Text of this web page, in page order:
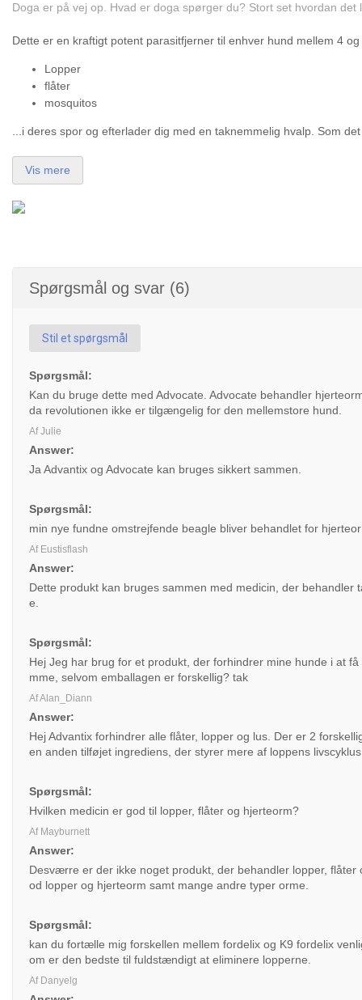
Doga er på vej op. Hvad er doga spørger du? Stort set hvordan
Dette er en kraftigt potent parasitfjerner til enhver hund mellem 4
Lopper
flåter
mosquitos
...i deres spor og efterlader dig med en taknemmelig hvalp. Som
Vis mere
Spørgsmål og svar (6)
Stil et spørgsmål
Spørgsmål:
Kan du bruge dette med Advocate. Advocate behandler
da revolutionen ikke er tilgængelig for den mellemstore hund.
Af Julie
Answer:
Ja Advantix og Advocate kan bruges sikkert sammen.
Spørgsmål:
min nye fundne omstrejfende beagle bliver behandlet for
Af Eustisflash
Answer:
Dette produkt kan bruges sammen med medicin, der
e.
Spørgsmål:
Hej Jeg har brug for et produkt, der forhindrer mine hunde i at
mme, selvom emballagen er forskellig? tak
Af Alan_Diann
Answer:
Hej Advantix forhindrer alle flåter, lopper og lus. Der er 2
en anden tilføjet ingrediens, der styrer mere af loppens
Spørgsmål:
Hvilken medicin er god til lopper, flåter og hjerteorm?
Af Mayburnett
Answer:
Desværre er der ikke noget produkt, der behandler lopper,
od lopper og hjerteorm samt mange andre typer orme.
Spørgsmål:
kan du fortælle mig forskellen mellem fordelix og K9 fordelix
om er den bedste til fuldstændigt at eliminere lopperne.
Af Danyelg